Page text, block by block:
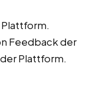
Feedback der
Plattform.